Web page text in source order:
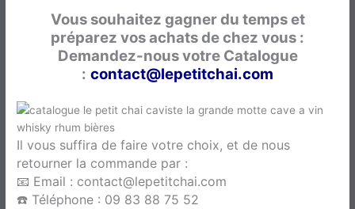
Vous souhaitez gagner du temps et
préparez vos achats de chez vous :
Demandez-nous votre Catalogue
: contact@lepetitchai.com
Il vous suffira de faire votre choix, et de nous
retourner la commande par :
📧 Email : contact@lepetitchai.com
☎️ Téléphone : 09 83 88 75 52